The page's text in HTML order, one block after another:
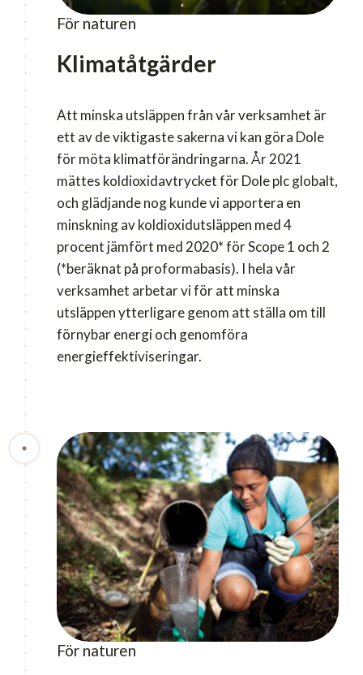
För naturen
Klimatåtgärder
Att minska utsläppen från vår verksamhet är
ett av de viktigaste sakerna vi kan göra Dole
för möta klimatförändringarna. År 2021
mättes koldioxidavtrycket för Dole plc globalt,
och glädjande nog kunde vi apportera en
minskning av koldioxidutsläppen med 4
procent jämfört med 2020* för Scope 1 och 2
(*beräknat på proformabasis). I hela vår
verksamhet arbetar vi för att minska
utsläppen ytterligare genom att ställa om till
förnybar energi och genomföra
energieffektiviseringar.
För naturen